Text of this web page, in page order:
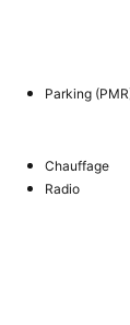
Parking
Chauffage
Radio